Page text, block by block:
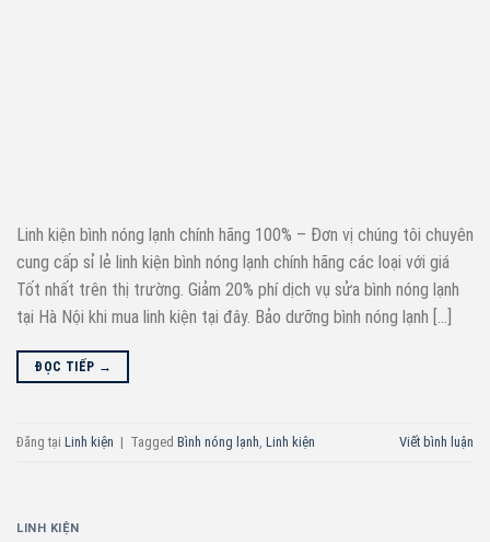
Linh kiện bình nóng lạnh chính hãng 100% – Đơn vị chúng tôi chuyên
cung cấp sỉ lẻ linh kiện bình nóng lạnh chính hãng các loại với giá
Tốt nhất trên thị trường. Giảm 20% phí dịch vụ sửa bình nóng lạnh
tại Hà Nội khi mua linh kiện tại đây. Bảo dưỡng bình nóng lạnh […]
ĐỌC TIẾP →
Đăng tại Linh kiện | Tagged Bình nóng lạnh Linh kiện Viết bình luận
LINH KIỆN